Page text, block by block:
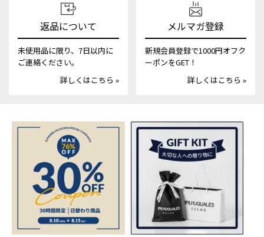
返品について
未使用品に限り、7日以内に
ご連絡ください。
詳しくはこちら »
メルマガ登録
新規会員登録で1000円オフク
ーポンをGET！
詳しくはこちら »